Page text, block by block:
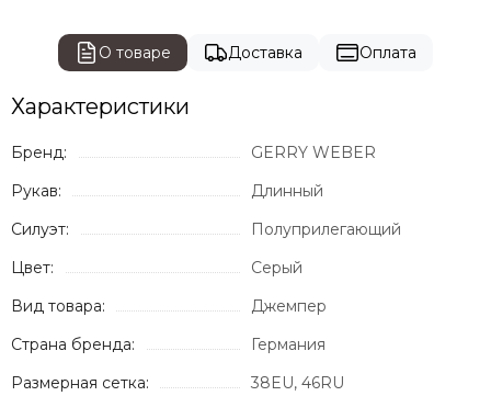
О товаре Доставка Оплата
Характеристики
Бренд:
GERRY WEBER
Рукав:
Длинный
Силуэт:
Полуприлегающий
Цвет:
Серый
Вид товара:
Джемпер
Страна бренда:
Германия
Размерная сетка:
38EU, 46RU